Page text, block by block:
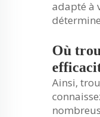
adapté à
Où
Ainsi,